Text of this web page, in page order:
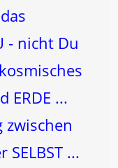
- nicht Du
ERDE ...
...